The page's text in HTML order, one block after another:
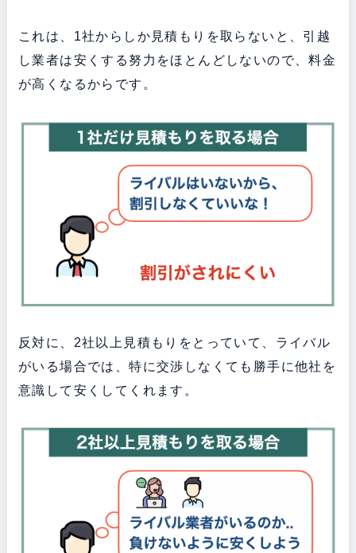
これは、1社からしか見積もりを取らないと、引越
し業者は安くする努力をほとんどしないので、料金
が高くなるからです。
反対に、2社以上見積もりをとっていて、ライバル
がいる場合では、特に交渉しなくても勝手に他社を
意識して安くしてくれます。